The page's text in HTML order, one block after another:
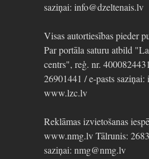
saziņai: info@dzeltenais.lv
Visas autortiesības pieder
Par portāla saturu atbild
centrs", reģ. nr.
26901441 / e-pasts
www.lzc.lv
Reklāmas izvietošanas
www.nmg.lv Tālrunis:
saziņai: nmg@nmg.lv